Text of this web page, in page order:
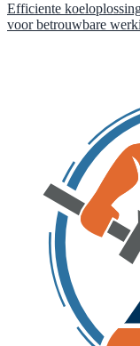
Efficiente
voor betrouwbare